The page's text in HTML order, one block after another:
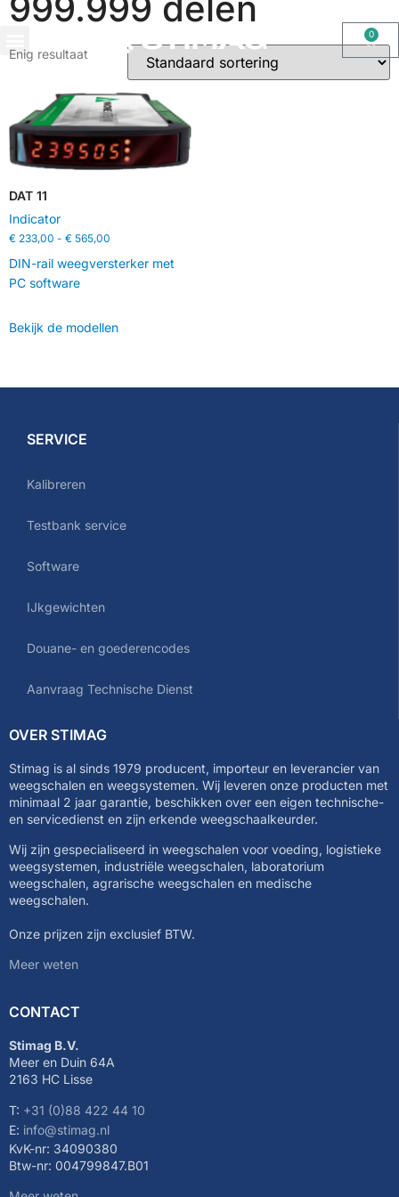
0
Enig resultaat
DAT 11
Indicator
€ 233,00 - € 565,00
DIN-rail weegversterker met
PC software
Bekijk de modellen
SERVICE
Kalibreren
Testbank service
Software
IJkgewichten
Douane- en goederencodes
Aanvraag Technische Dienst
OVER STIMAG
Stimag is al sinds 1979 producent, importeur en leverancier van
weegschalen en weegsystemen. Wij leveren onze producten met
minimaal 2 jaar garantie, beschikken over een eigen technische-
en servicedienst en zijn erkende weegschaalkeurder.
Wij zijn gespecialiseerd in weegschalen voor voeding, logistieke
weegsystemen, industriële weegschalen, laboratorium
weegschalen, agrarische weegschalen en medische
weegschalen.
Onze prijzen zijn exclusief BTW.
Meer weten
CONTACT
Stimag B.V.
Meer en Duin 64A
2163 HC Lisse
T: +31 (0)88 422 44 10
E: info@stimag.nl
KvK-nr: 34090380
Btw-nr: 004799847.B01